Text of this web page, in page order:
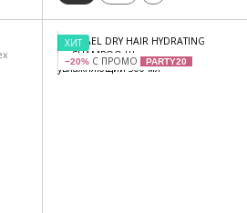
ХИТ
−20% С ПРОМО PARTY20